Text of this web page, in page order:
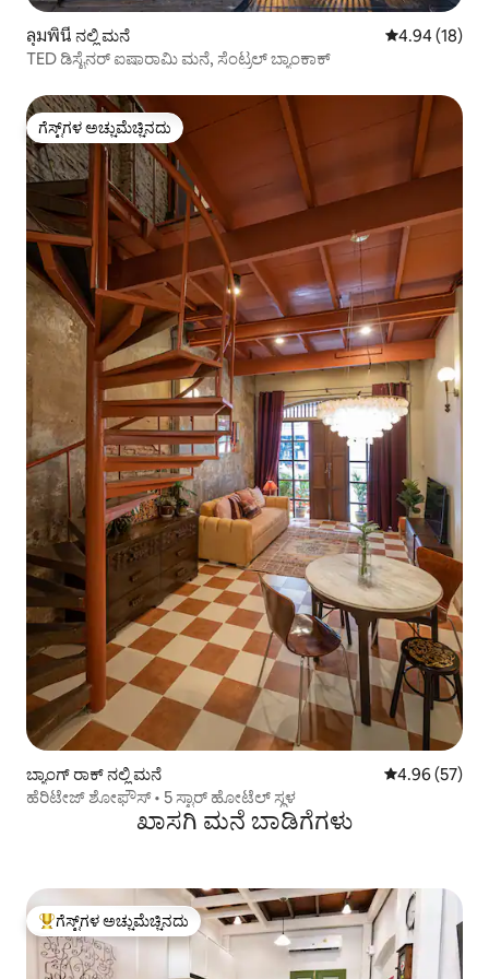
ลุมพินี ನಲ್ಲಿ ಮನೆ 5 ರಲ್ಲಿ 4.94
4.94 (18)
TED ಡಿಸೈನರ್ ಐಷಾರಾಮಿ ಮನೆ, ಸೆಂಟ್ರಲ್ ಬ್ಯಾಂಕಾಕ್
ಗೆಸ್ಟ್‌ಗಳ ಅಚ್ಚುಮೆಚ್ಚಿನದು
ಗೆಸ್ಟ್‌ಗಳ ಅಚ್ಚುಮೆಚ್ಚಿನದು
ಬ್ಯಾಂಗ್ ರಾಕ್ ನಲ್ಲಿ ಮನೆ 5 ರಲ್ಲಿ 4.96
4.96 (57)
ಹೆರಿಟೇಜ್ ಶೋಫೌಸ್ • 5 ಸ್ಟಾರ್ ಹೋಟೆಲ್ ಸ್ಥಳ
ಖಾಸಗಿ ಮನೆ ಬಾಡಿಗೆಗಳು
ಗೆಸ್ಟ್‌ಗಳಿಗೆ ಅತಿ ಹೆಚ್ಚು ಅಚ್ಚುಮೆಚ್ಚಿನದು
ಗೆಸ್ಟ್‌ಗಳ ಅಚ್ಚುಮೆಚ್ಚಿನದು